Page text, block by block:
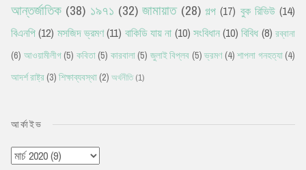
আন্তর্জাতিক (38) ১৯৭১ (32) জামায়াত (28) গল্প (17) বুক রিভিউ (14)
বিএনপি(12) মসজিদ ভ্রমণ(11) বাকিডি যায় না (10) সংবিধান(10) বিবিধ (8) রব্বানা
(6) আওয়ামীলীগ (5) কবিতা (5) কারবালা (5) জুলাই বিপ্লব (5) ভ্রমণ (4) শাপলা গনহত্যা (4)
আদর্শ রাষ্ট্র (3) শিক্ষাব্যবস্থা (2) অর্থনীতি (1)
আর্কাইভ